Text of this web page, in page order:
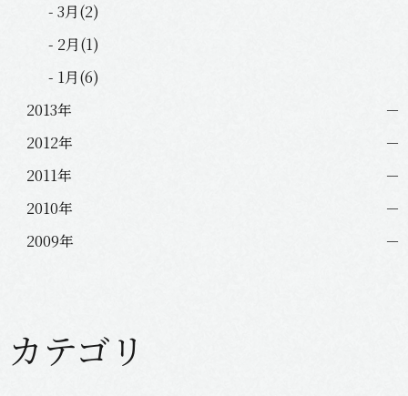
- 3月(2)
- 2月(1)
- 1月(6)
2013年
2012年
2011年
2010年
2009年
カテゴリ